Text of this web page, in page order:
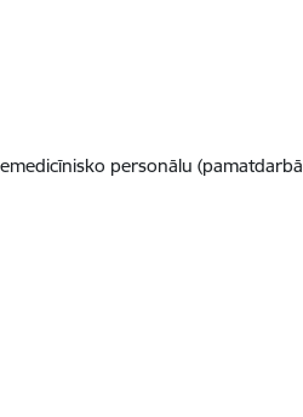
personālu (pamatdarbā